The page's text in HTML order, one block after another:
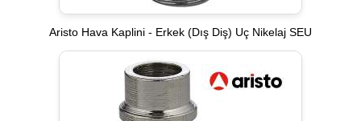
Aristo Hava Kaplini - Erkek (Dış Diş) Uç Nikelaj SEU